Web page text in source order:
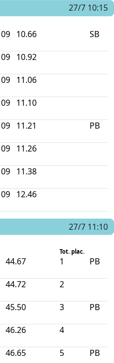
27/7 10:15
09 10.66 SB
09 10.92
09 11.06
09 11.10
09 11.21 PB
09 11.26
09 11.38
09 12.46
27/7 11:10
Tot. plac.
44.67 1 PB
44.72 2
45.50 3 PB
46.26 4
46.65 5 PB